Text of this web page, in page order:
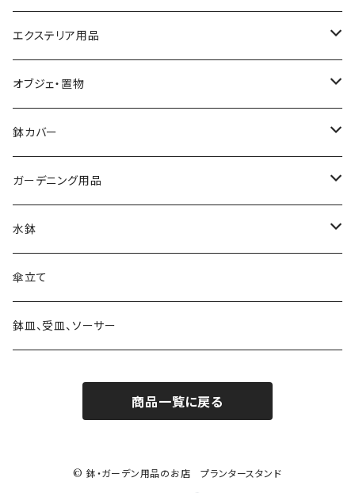
大きさ ミニ鉢 5号以下
大きさ 中鉢 6号～8号
大きさ 大鉢 9号以上
素材 テラコッタ
素材 セメント・ファイバー
素材 ブリキ
素材 陶器
素材 プラスティック
エクステリア用品
プランタースタンド・花台
椅子・チェア型
自転車・三輪車型
ガーデンフェンス・柵
ウォールデコ・壁掛け
素材 アイアン・鉄製
素材 ウッド・木製
ピック・トレリス
素材 アイアン・鉄製
素材 ウッド・木製
サインボード・スタンド
ハンギングベル
オブジェ・置物
動物・アニマル
キャラクター
素材 レジン樹脂
素材 セメント
素材 アイアン・鉄製
素材 ブリキ
鉢カバー
大きさ 5号以下
大きさ 6～8号
大きさ 9号以上
かご・バスケットの鉢カバー
ガーデニング用品
ガーデンバスケット ハーベストバスケット
蚊遣り 蚊取り線香ホルダー
日よけ帽子・グローブ
水鉢
陶器
ガラス
傘立て
鉢皿、受皿、ソーサー
商品一覧に戻る
© 鉢・ガーデン用品のお店 プランタースタンド